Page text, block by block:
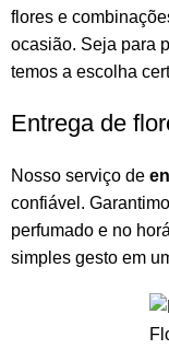
flores e
ocasião. Seja para
temos a escolha
Entrega de
Nosso serviço de
confiável.
perfumado e no
simples gesto em